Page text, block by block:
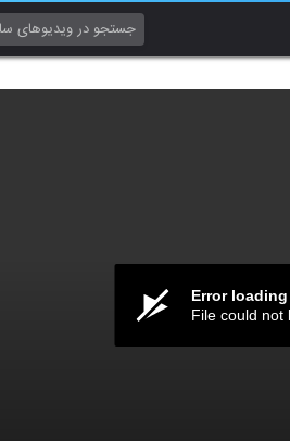
Error
File could not